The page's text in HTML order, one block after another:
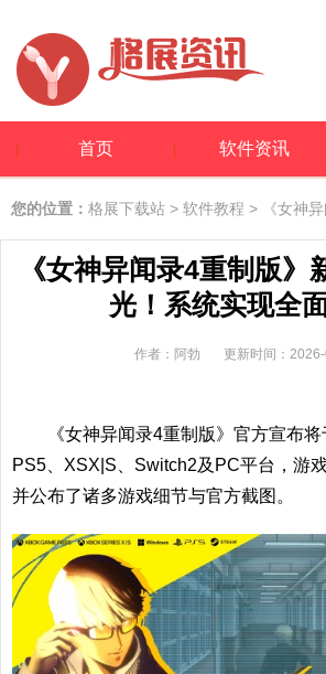
首页 软件资讯
您的位置： 格展下载站 > 软件教程 > 《女神异闻录4重制
《女神异闻录4重制版》
光！系统实现全
作者：阿勃 更新时间：
《女神异闻录4重制版》官方宣布
PS5、XSX|S、Switch2及PC平台，游
并公布了诸多游戏细节与官方截图。